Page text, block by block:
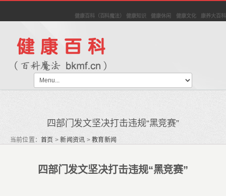
健康百科（百科魔法） 健康知识 健康休闲 健康文化 康养大百科
四部门发文坚决打击违规“黑竞赛”
当前位置：首页 >新闻资讯 >教育新闻
四部门发文坚决打击违规“黑竞赛”